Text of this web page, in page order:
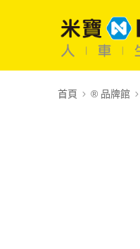
首頁 ®️ 品牌館